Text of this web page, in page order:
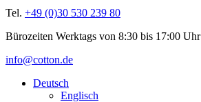
Tel. +49 (0)30 530 239 80
Bürozeiten Werktags von 8:30 bis 17:00 Uhr
info@cotton.de
Deutsch
Englisch